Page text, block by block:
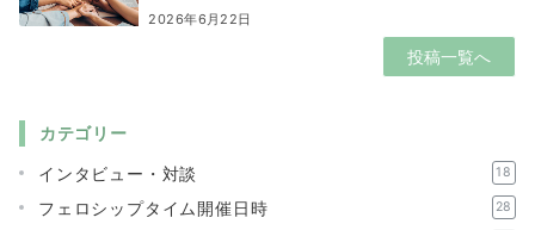
2026年6月22日
投稿一覧へ
カテゴリー
インタビュー・対談
18
フェロシップタイム開催日時 28